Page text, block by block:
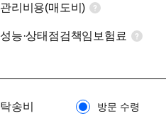
관리비용(매도비)
성능·상태점검책임보험료
탁송비 방문 수령